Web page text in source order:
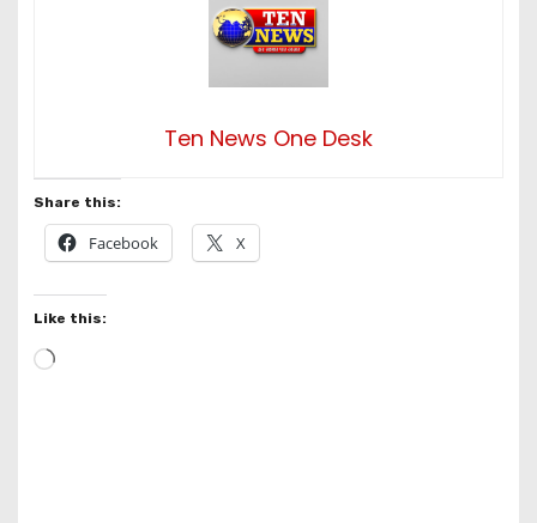
Ten News One Desk
Share this:
Facebook X
Like this:
L